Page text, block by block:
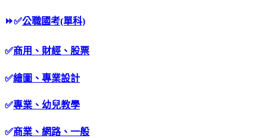
⏩✅公職國考(單科)
✅商用、財經、股票
✅繪圖、專業設計
✅專業、幼兒教學
✅商業、網路、一般